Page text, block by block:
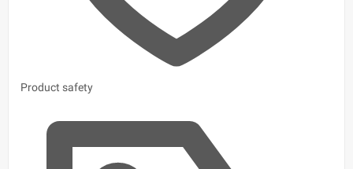
Product safety